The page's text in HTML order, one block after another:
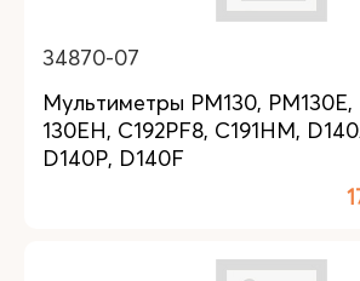
34870-07
Мультиметры PM130, PM130E,
130EH, C192PF8, C191HM,
D140P, D140F